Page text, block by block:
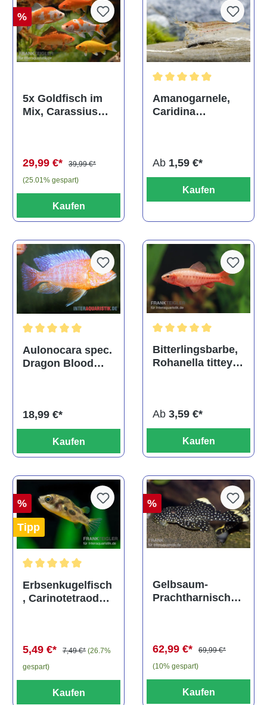
%
5x Goldfisch im
Mix, Carassius
29,99 €*
39,99 €*
(25.01% gespart)
Kaufen
Amanogarnele,
Caridina
Ab 1,59 €*
Kaufen
Durchschnittliche Bewertung von 5 von 5 Sternen
Aulonocara spec.
Dragon Blood
18,99 €*
Kaufen
Bitterlingsbarbe,
Rohanella titteya,
Ab 3,59 €*
Kaufen
%
Tipp
Durchschnittliche Bewertung von 5 von 5 Sternen
Erbsenkugelfisch
, Carinotetraodon
5,49 €* 7,49 €* (26.7%
gespart)
Kaufen
%
Gelbsaum-
Prachtharnischw
62,99 €*
69,99 €*
(10% gespart)
Kaufen